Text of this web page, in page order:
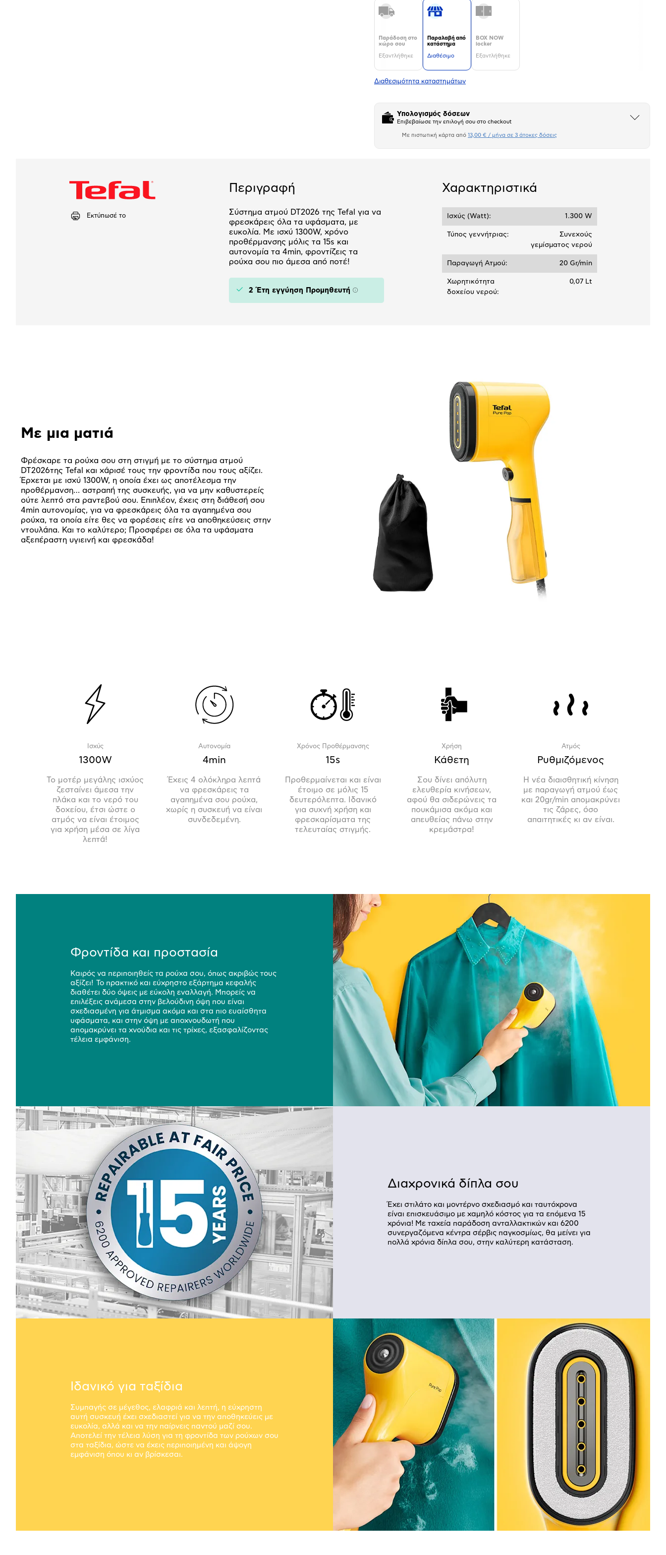
Παράδοση στο
χώρο σου
Εξαντλήθηκε
Παραλαβή από
κατάστημα
Διαθέσιμο
BOX NOW
locker
Εξαντλήθηκε
Διαθεσιμότητα καταστημάτων
Υπολογισμός δόσεων
Επιβεβαίωσε την επιλογή σου στο checkout
Άνοιξε
Με πιστωτική κάρτα από 13,00 € / μήνα σε 3 άτοκες δόσεις
Εκτύπωσέ το
Περιγραφή
Σύστημα ατμού DT2026 της Tefal για να
φρεσκάρεις όλα τα υφάσματα, με
ευκολία. Με ισχύ 1300W, χρόνο
προθέρμανσης μόλις τα 15s και
αυτονομία τα 4min, φροντίζεις τα
ρούχα σου πιο άμεσα από ποτέ!
2 Έτη εγγύηση Προμηθευτή Πληροφορίες
Χαρακτηριστικά
Ισχύς (Watt): 1.300 W
Τύπος γεννήτριας:
Συνεχούς
γεμίσματος νερού
Παραγωγή Ατμού: 20 Gr/min
Χωρητικότητα
δοχείου νερού:
0,07 Lt
Με μια ματιά
Φρέσκαρε τα ρούχα σου στη στιγμή με το σύστημα ατμού
DT2026της Tefal και χάρισέ τους την φροντίδα που τους αξίζει.
Έρχεται με ισχύ 1300W, η οποία έχει ως αποτέλεσμα την
προθέρμανση… αστραπή της συσκευής, για να μην καθυστερείς
ούτε λεπτό στα ραντεβού σου. Επιπλέον, έχεις στη διάθεσή σου
4min αυτονομίας, για να φρεσκάρεις όλα τα αγαπημένα σου
ρούχα, τα οποία είτε θες να φορέσεις είτε να αποθηκεύσεις στην
ντουλάπα. Και το καλύτερο; Προσφέρει σε όλα τα υφάσματα
αξεπέραστη υγιεινή και φρεσκάδα!
Ισχύς
1300W
Το μοτέρ μεγάλης ισχύος
ζεσταίνει άμεσα την
πλάκα και το νερό του
δοχείου, έτσι ώστε ο
ατμός να είναι έτοιμος
για χρήση μέσα σε λίγα
λεπτά!
Αυτονομία
4min
Έχεις 4 ολόκληρα λεπτά
να φρεσκάρεις τα
αγαπημένα σου ρούχα,
χωρίς η συσκευή να είναι
συνδεδεμένη.
Χρόνος Προθέρμανσης
15s
Προθερμαίνεται και είναι
έτοιμο σε μόλις 15
δευτερόλεπτα. Ιδανικό
για συχνή χρήση και
φρεσκαρίσματα της
τελευταίας στιγμής.
Χρήση
Κάθετη
Σου δίνει απόλυτη
ελευθερία κινήσεων,
αφού θα σιδερώνεις τα
πουκάμισα ακόμα και
απευθείας πάνω στην
κρεμάστρα!
Ατμός
Ρυθμιζόμενος
Η νέα διαισθητική κίνηση
με παραγωγή ατμού έως
και 20gr/min απομακρύνει
τις ζάρες, όσο
απαιτητικές κι αν είναι.
Φροντίδα και προστασία
Καιρός να περιποιηθείς τα ρούχα σου, όπως ακριβώς τους
αξίζει! Το πρακτικό και εύχρηστο εξάρτημα κεφαλής
διαθέτει δύο όψεις με εύκολη εναλλαγή. Μπορείς να
επιλέξεις ανάμεσα στην βελούδινη όψη που είναι
σχεδιασμένη για άτμισμα ακόμα και στα πιο ευαίσθητα
υφάσματα, και στην όψη με αποχνουδωτή που
απομακρύνει τα χνούδια και τις τρίχες, εξασφαλίζοντας
τέλεια εμφάνιση.
Διαχρονικά δίπλα σου
Έχει στιλάτο και μοντέρνο σχεδιασμό και ταυτόχρονα
είναι επισκευάσιμο με χαμηλό κόστος για τα επόμενα 15
χρόνια! Με ταχεία παράδοση ανταλλακτικών και 6200
συνεργαζόμενα κέντρα σέρβις παγκοσμίως, θα μείνει για
πολλά χρόνια δίπλα σου, στην καλύτερη κατάσταση.
Ιδανικό για ταξίδια
Συμπαγής σε μέγεθος, ελαφριά και λεπτή, η εύχρηστη
αυτή συσκευή έχει σχεδιαστεί για να την αποθηκεύεις με
ευκολία, αλλά και να την παίρνεις παντού μαζί σου.
Αποτελεί την τέλεια λύση για τη φροντίδα των ρούχων σου
στα ταξίδια, ώστε να έχεις περιποιημένη και άψογη
εμφάνιση όπου κι αν βρίσκεσαι.